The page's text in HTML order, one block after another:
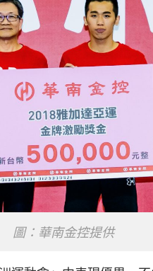
圖：華南金控提供